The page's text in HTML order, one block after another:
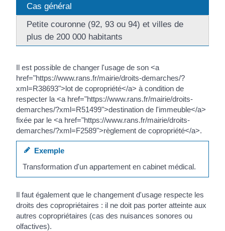
Cas général
Petite couronne (92, 93 ou 94) et villes de
plus de 200 000 habitants
Il est possible de changer l'usage de son <a
href="https://www.rans.fr/mairie/droits-demarches/?
xml=R38693">lot de copropriété</a> à condition de
respecter la <a href="https://www.rans.fr/mairie/droits-
demarches/?xml=R51499">destination de l'immeuble</a>
fixée par le <a href="https://www.rans.fr/mairie/droits-
demarches/?xml=F2589">règlement de copropriété</a>.
Exemple
Transformation d'un appartement en cabinet médical.
Il faut également que le changement d'usage respecte les
droits des copropriétaires : il ne doit pas porter atteinte aux
autres copropriétaires (cas des nuisances sonores ou
olfactives).